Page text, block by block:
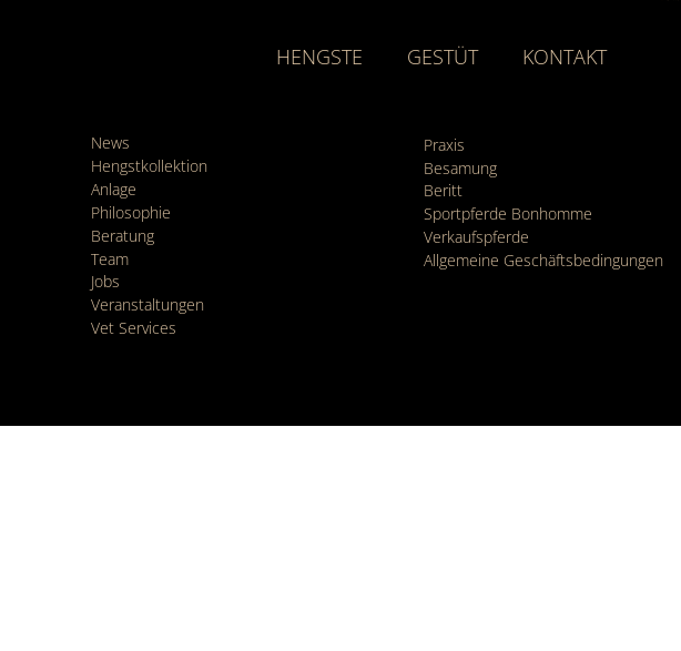
HENGSTE GESTÜT KONTAKT
News
Hengstkollektion
Anlage
Philosophie
Beratung
Team
Jobs
Veranstaltungen
Vet Services
Praxis
Besamung
Beritt
Sportpferde Bonhomme
Verkaufspferde
Allgemeine Geschäfts­bedingungen